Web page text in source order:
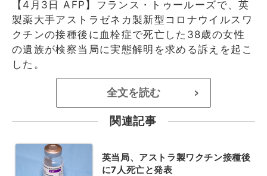
【4月3日 AFP】フランス・トゥールーズで、英
製薬大手アストラゼネカ製新型コロナウイルスワ
クチンの接種後に血栓症で死亡した38歳の女性
の遺族が検察当局に実態解明を求める訴えを起こ
した。
全文を読む >
関連記事
英当局、アストラ製ワクチン接種後
に7人死亡と発表